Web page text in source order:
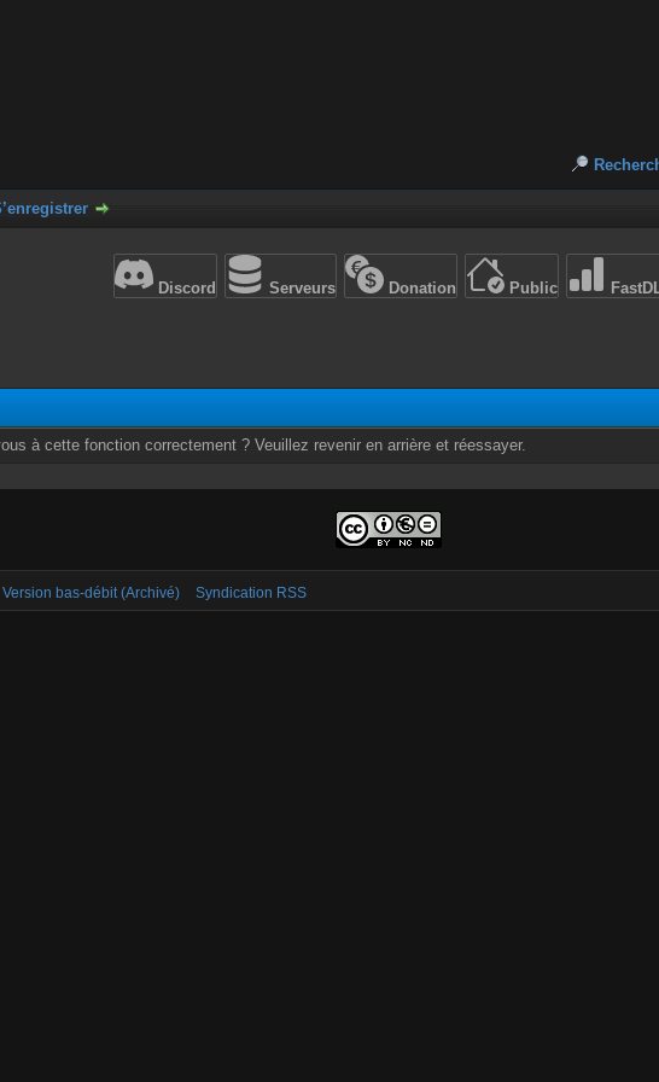
Discord Serveurs Donation Public
à cette fonction correctement ? Veuillez revenir en arrière et réessayer.
Version bas-débit (Archivé) Syndication RSS